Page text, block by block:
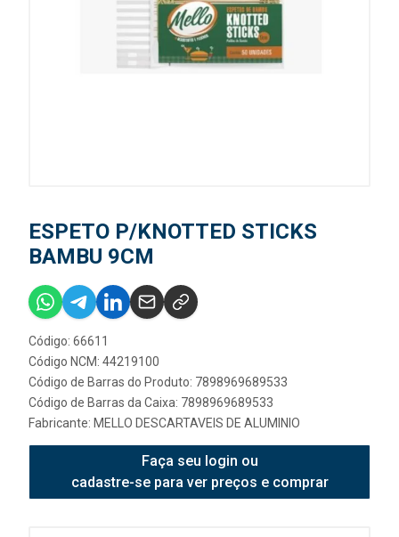
ESPETO P/KNOTTED STICKS
BAMBU 9CM
Código: 66611
Código NCM: 44219100
Código de Barras do Produto: 7898969689533
Código de Barras da Caixa: 7898969689533
Fabricante: MELLO DESCARTAVEIS DE ALUMINIO
Faça seu login ou
cadastre-se para ver preços e comprar